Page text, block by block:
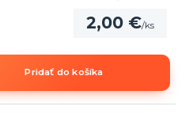
2,00 €/ks
Pridať do košíka